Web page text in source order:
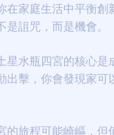
在家庭生活中平衡創
是詛咒，而是機會。
星水瓶四宮的核心是
出擊，你會發現家可
的旅程可能崎嶇，但